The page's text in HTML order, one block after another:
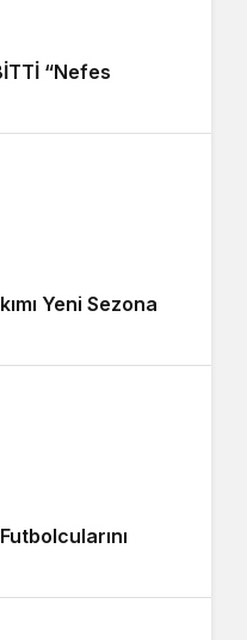
“Nefes
Yeni Sezona